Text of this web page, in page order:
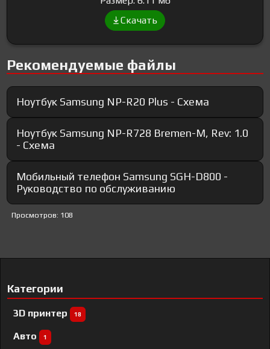
Скачать
Рекомендуемые файлы
Ноутбук Samsung NP-R20 Plus - Схема
Ноутбук Samsung NP-R728 Bremen-M, Rev: 1.0
- Схема
Мобильный телефон Samsung SGH-D800 -
Руководство по обслуживанию
Просмотров: 108
Категории
3D принтер 18
Авто 1